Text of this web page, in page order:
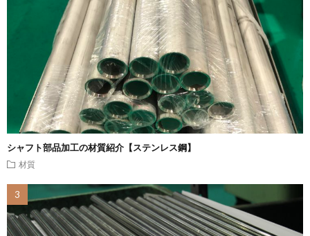
シャフト部品加工の材質紹介【ステンレス鋼】
材質